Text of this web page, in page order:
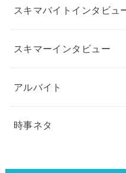
スキマバイトインタビュ
スキマーインタビュー
アルバイト
時事ネタ